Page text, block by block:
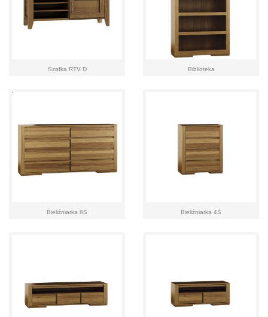
Szafka RTV D Biblioteka
Bieliźniarka 8S Bieliźniarka 4S